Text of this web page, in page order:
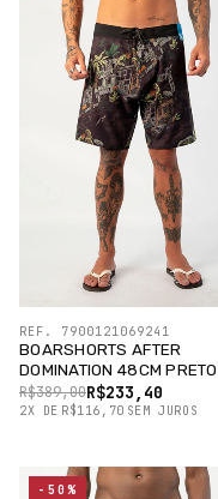
BOARSHORTS AFTER
DOMINATION 48CM PRETO
R$233,40
R$389,00
2X DE R$116,70 SEM JUROS
REF. 7900121069241
-50%